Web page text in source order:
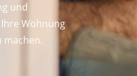
und
Wohnung
machen.